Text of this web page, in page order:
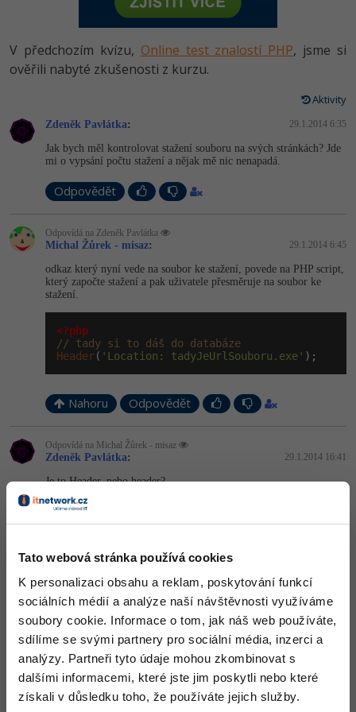
Tato webová stránka používá cookies
K personalizaci obsahu a reklam, poskytování funkcí
sociálních médií a analýze naší návštěvnosti využíváme
soubory cookie. Informace o tom, jak náš web používáte,
sdílíme se svými partnery pro sociální média, inzerci a
analýzy. Partneři tyto údaje mohou zkombinovat s
dalšími informacemi, které jste jim poskytli nebo které
získali v důsledku toho, že používáte jejich služby.
HTML5, CSS3, Bootstrap, SEO
SQL a databáze
UML a návrhové vzory
React
ASP.NET MVC
Django
Best practices
PHP
JavaScript
HTML / CSS
UML a návrhové vzory
Vývojář mobilních aplikací
Specialista na AI a bigdata
Webdesigner
Tester
Systémový administrátor
Grafik / UX/UI návrhář
3D grafik
Projektový manažer
Databázový analytik
SEO specialista
-80%
JavaScript -80%
C++ -80%
Swift -80%
Kotlin -80%
C -80%
VB.NET
SQL
Návrh SW -80%
-10%
Pro děti
Více
Kurzy e-commerce
Testování softwaru
Datová analýza
Digitální gramotnost
Kurzy designu
HTML/CSS -80%
Photoshop -80%
Příběhy absolventů
Blog
V předchozím kvízu, Online test znalostí PHP, jsme si
ověřili nabyté zkušenosti z kurzu.
Aktivity
Zdeněk Pavlátka: 29.1.2014 6:35
Jak bych měl kontrolovat stažení souboru na svých stránkách? Jde
mi o vypsání počtu stažení a nějak mě nic nenapadá.
Odpovědět
Odpovídá na Zdeněk Pavlátka
Michal Žůrek - misaz: 29.1.2014 6:45
odkaz který nyní vede na soubor ke stažení, povede na PHP script,
který započte stažení a pak uživatele přesměruje na soubor ke
stažení.
<?php
// tady si to dáš do databáze
Header( 'Location: tadyJeUrlSouboru.exe' );
Nahoru Odpovědět
Odpovídá na Michal Žůrek - misaz
Zdeněk Pavlátka: 29.1.2014 16:41
Je to Header, nebo header?
Nahoru
Odpovídá na Zdeněk Pavlátka
Uživatel sítě:
nehraje to roli ->http://php.net/…n.header.php
Obojí tě bude fungovat.
Nahoru Odpovědět +2